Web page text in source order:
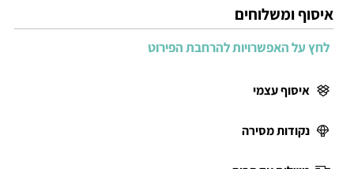
איסוף ומשלוחים
לחץ על האפשרויות להרחבת הפירוט
איסוף עצמי
נקודות מסירה